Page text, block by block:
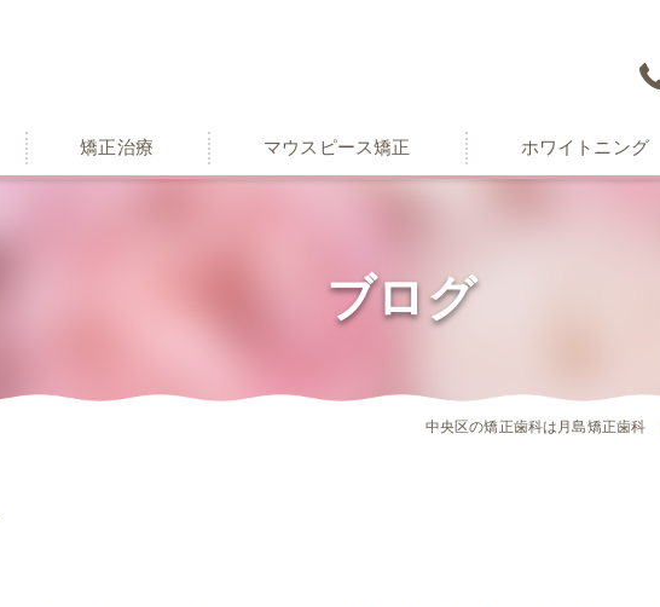
矯正治療 マウスピース矯正 ホワイトニング
ブログ
中央区の矯正歯科は月島矯正歯科